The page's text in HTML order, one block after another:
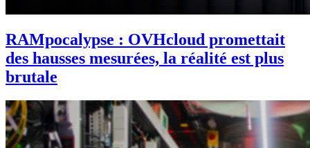
RAMpocalypse : OVHcloud promettait
des hausses mesurées, la réalité est plus
brutale